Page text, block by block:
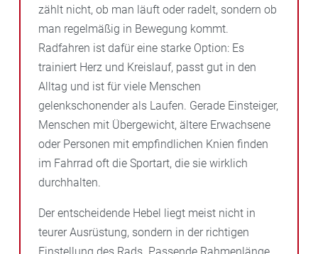
zählt nicht, ob man läuft oder radelt, sondern ob
man regelmäßig in Bewegung kommt.
Radfahren ist dafür eine starke Option: Es
trainiert Herz und Kreislauf, passt gut in den
Alltag und ist für viele Menschen
gelenkschonender als Laufen. Gerade Einsteiger,
Menschen mit Übergewicht, ältere Erwachsene
oder Personen mit empfindlichen Knien finden
im Fahrrad oft die Sportart, die sie wirklich
durchhalten.
Der entscheidende Hebel liegt meist nicht in
teurer Ausrüstung, sondern in der richtigen